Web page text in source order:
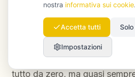
aumento del traffico
demo
È una dinamica realistica che
osserva spesso: non sempre
tutto da zero, ma quasi
nostra informativa sui cookie.
Accetta tutti
Impostazioni